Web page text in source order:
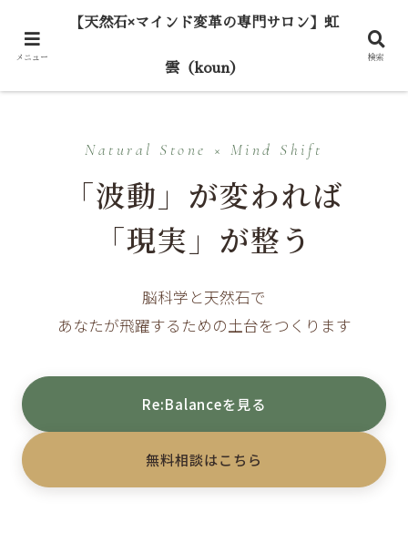
Natural Stone × Mind Shift
「波動」が変われば
「現実」が整う
脳科学と天然石で
あなたが飛躍するための土台をつくります
Re:Balanceを見る
無料相談はこちら
メニュー
【天然石×マインド変革の専門サロン】虹
雲（koun）
検索